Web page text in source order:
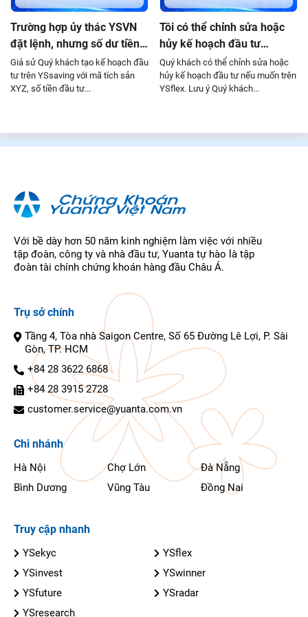
Trường hợp ủy thác YSVN
đặt lệnh, nhưng số dư tiền
trên tài khoản không đủ so
với kế hoạch thì lệnh có đặt
được không?
Giả sử Quý khách tạo kế hoạch đầu
tư trên YSsaving với mã tích sản
XYZ, số tiền đầu tư...
Tôi có thể chỉnh sửa hoặc
hủy kế hoạch đầu tư
không?
Quý khách có thể chỉnh sửa hoặc
hủy kế hoạch đầu tư nếu muốn trên
YSflex. Lưu ý Quý khách...
Với bề dày hơn 50 năm kinh nghiệm làm việc với nhiều
tập đoàn, công ty và nhà đầu tư, Yuanta tự hào là tập
đoàn tài chính chứng khoán hàng đầu Châu Á.
Trụ sở chính
Tầng 4, Tòa nhà Saigon Centre, Số 65 Đường Lê Lợi, P. Sài
Gòn, TP. HCM
+84 28 3622 6868
+84 28 3915 2728
customer.service@yuanta.com.vn
Chi nhánh
Hà Nội Chợ Lớn
Đà Nẵng
Bình Dương
Vũng Tàu Đồng Nai
Truy cập nhanh
YSekyc
YSflex
YSinvest
YSwinner
YSfuture
YSradar
YSresearch